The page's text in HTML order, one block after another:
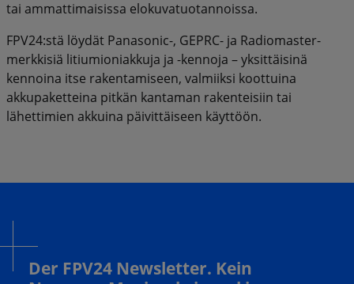
tai ammattimaisissa elokuvatuotannoissa.
FPV24:stä löydät Panasonic-, GEPRC- ja Radiomaster-
merkkisiä litiumioniakkuja ja -kennoja – yksittäisinä
kennoina itse rakentamiseen, valmiiksi koottuina
akkupaketteina pitkän kantaman rakenteisiin tai
lähettimien akkuina päivittäiseen käyttöön.
Der FPV24 Newsletter. Kein